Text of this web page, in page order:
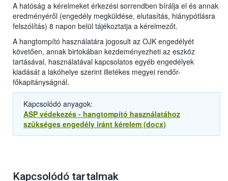
A hatóság a kérelmeket érkezési sorrendben bírálja el és annak
eredményéről (engedély megküldése, elutasítás, hiánypótlásra
felszólítás) 8 napon belül tájékoztatja a kérelmezőt.
A hangtompító használatára jogosult az OJK engedélyét
követően, annak birtokában kezdeményezheti az eszköz
tartásával, használatával kapcsolatos egyéb engedélyek
kiadását a lakóhelye szerint illetékes megyei rendőr-
főkapitányságnál.
Kapcsolódó anyagok:
ASP védekezés - hangtompító használatához
szükséges engedély iránt kérelem (docx)
Kapcsolódó tartalmak